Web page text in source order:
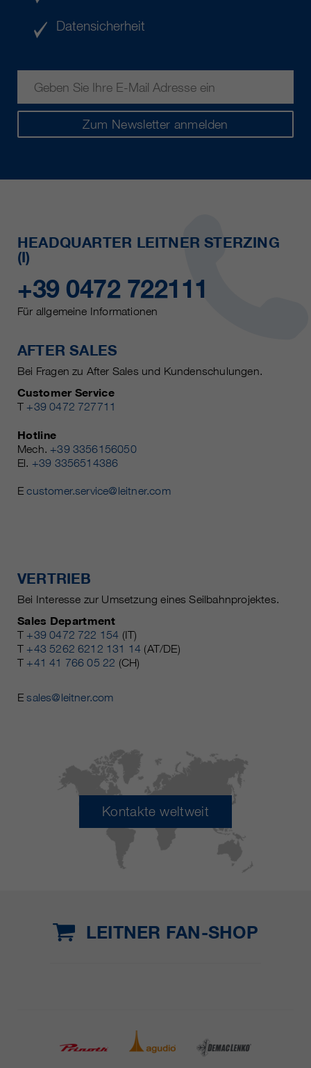
Zum Newsletter anmelden
Datensicherheit
HEADQUARTER LEITNER STERZING
(I)
+39 0472 722111
Für allgemeine Informationen
AFTER SALES
Bei Fragen zu After Sales und Kundenschulungen.
Customer Service
T +39 0472 727711
Hotline
Mech. +39 3356156050
El. +39 3356514386
Ecustomer.service@leitner.com
VERTRIEB
Bei Interesse zur Umsetzung eines Seilbahnprojektes.
Sales Department
T +39 0472 722 154 (IT)
T +43 5262 6212 131 14 (AT/DE)
T +41 41 766 05 22 (CH)
Esales@leitner.com
Kontakte weltweit
LEITNER FAN-SHOP